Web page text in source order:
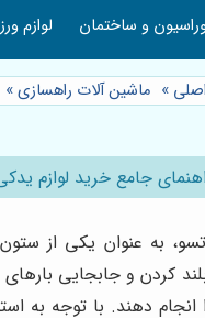
و ساختمان لوازم
» ماشین آلات راهسازی»
جامع خرید لوازم
به عنوان یکی از
بلند کردن و جابجایی
انجام دهند. با توجه به